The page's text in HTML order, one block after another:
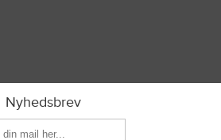
Nyhedsbrev